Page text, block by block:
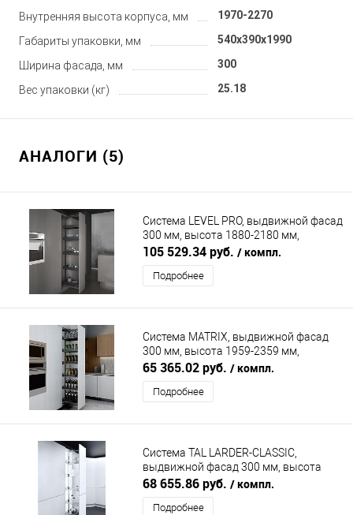
Внутренняя высота корпуса, мм 1970-2270
Габариты упаковки, мм 540x390x1990
Ширина фасада, мм 300
Вес упаковки (кг) 25.18
АНАЛОГИ (5)
Система LEVEL PRO, выдвижной фасад
300 мм, высота 1880-2180 мм,
антрацит SIGE
105 529.34 руб. / компл.
Подробнее
Система MATRIX, выдвижной фасад
300 мм, высота 1959-2359 мм,
антрацит DUSLAR
65 365.02 руб. / компл.
Подробнее
Система TAL LARDER-CLASSIC,
выдвижной фасад 300 мм, высота
1900-2140 мм, хром VAUTH-SAGEL
68 655.86 руб. / компл.
Подробнее